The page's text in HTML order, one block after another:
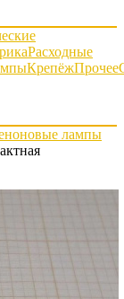
Расходные
КрепёжПрочее
лампы